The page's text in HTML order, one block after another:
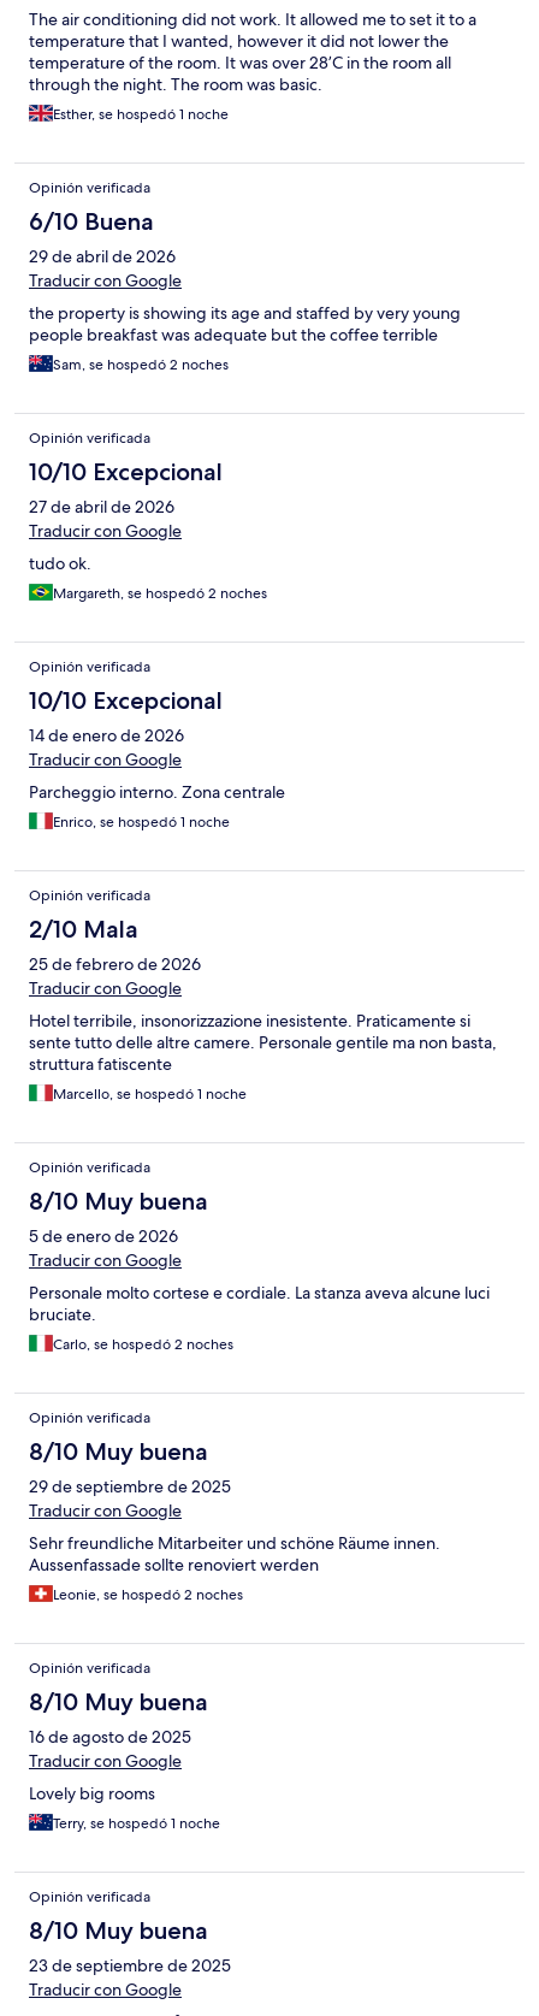
The air conditioning did not work. It allowed me to set it to a
temperature that I wanted, however it did not lower the
temperature of the room. It was over 28’C in the room all
through the night. The room was basic.
Esther, se hospedó 1 noche
Opinión verificada
6/10 Buena
29 de abril de 2026
Traducir con Google
the property is showing its age and staffed by very young
people breakfast was adequate but the coffee terrible
Sam, se hospedó 2 noches
Opinión verificada
10/10 Excepcional
27 de abril de 2026
Traducir con Google
tudo ok.
Margareth, se hospedó 2 noches
Opinión verificada
10/10 Excepcional
14 de enero de 2026
Traducir con Google
Parcheggio interno. Zona centrale
Enrico, se hospedó 1 noche
Opinión verificada
2/10 Mala
25 de febrero de 2026
Traducir con Google
Hotel terribile, insonorizzazione inesistente. Praticamente si
sente tutto delle altre camere. Personale gentile ma non basta,
struttura fatiscente
Marcello, se hospedó 1 noche
Opinión verificada
8/10 Muy buena
5 de enero de 2026
Traducir con Google
Personale molto cortese e cordiale. La stanza aveva alcune luci
bruciate.
Carlo, se hospedó 2 noches
Opinión verificada
8/10 Muy buena
29 de septiembre de 2025
Traducir con Google
Sehr freundliche Mitarbeiter und schöne Räume innen.
Aussenfassade sollte renoviert werden
Leonie, se hospedó 2 noches
Opinión verificada
8/10 Muy buena
16 de agosto de 2025
Traducir con Google
Lovely big rooms
Terry, se hospedó 1 noche
Opinión verificada
8/10 Muy buena
23 de septiembre de 2025
Traducir con Google